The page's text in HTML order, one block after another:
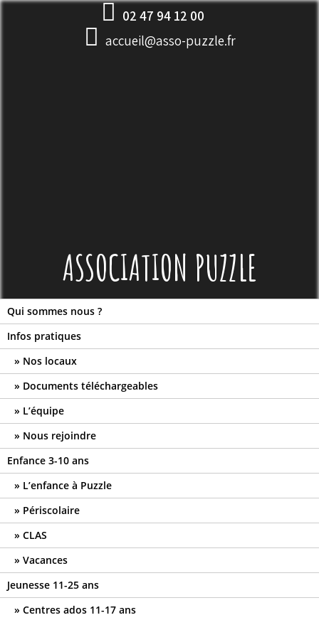
Skip
02 47 94 12 00
accueil@asso-puzzle.fr
ASSOCIATION PUZZLE
Qui sommes nous ?
Infos pratiques
Nos locaux
Documents téléchargeables
L’équipe
Nous rejoindre
Enfance 3-10 ans
L’enfance à Puzzle
Périscolaire
CLAS
Vacances
Jeunesse 11-25 ans
Centres ados 11-17 ans